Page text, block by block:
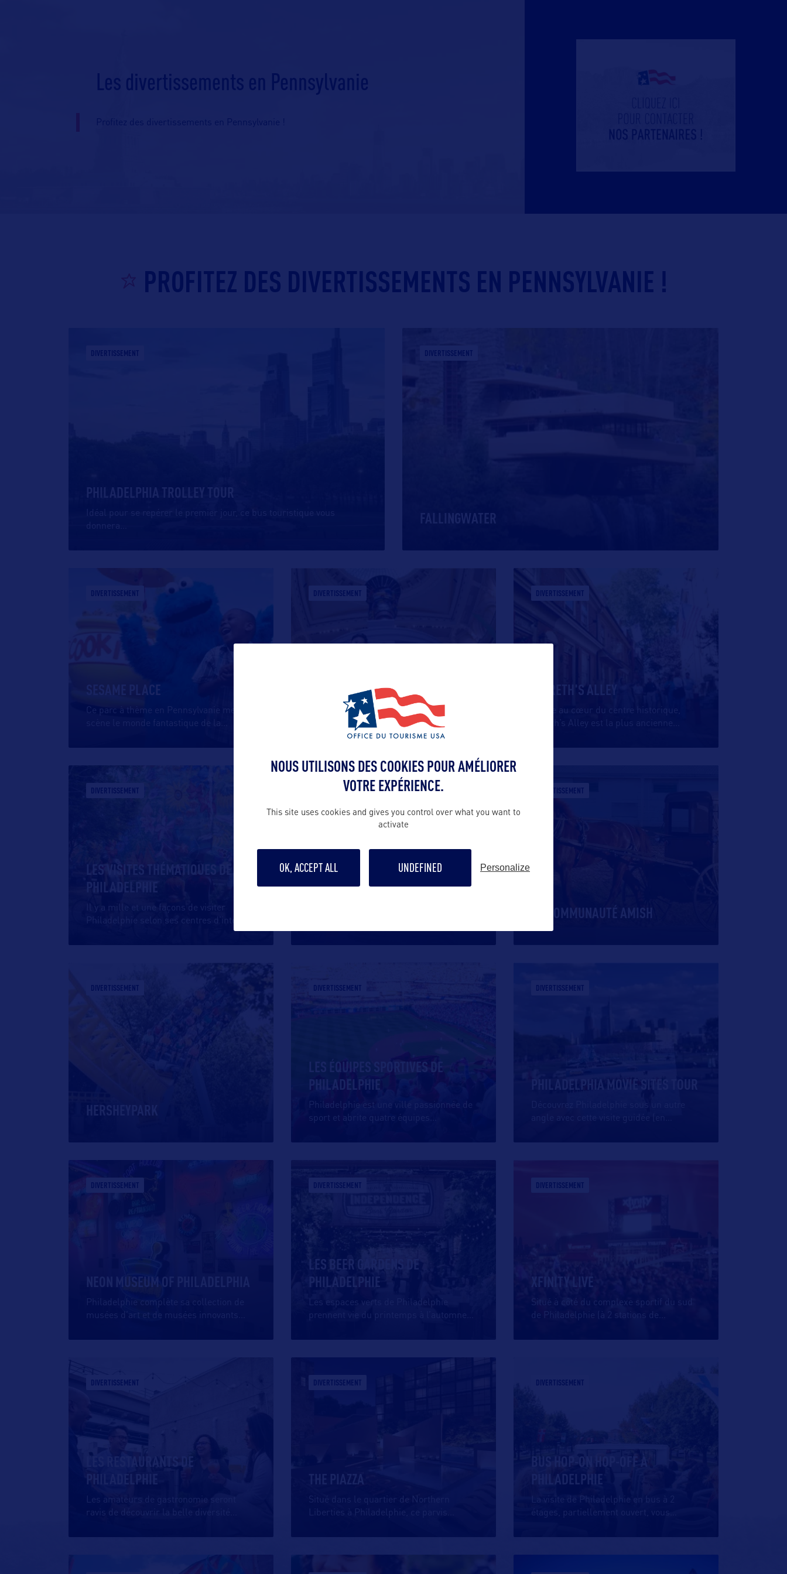
Les divertissements en Pennsylvanie
Profitez des divertissements en Pennsylvanie !
PROFITEZ DES DIVERTISSEMENTS EN PENNSYLVANIE !
DIVERTISSEMENT
PHILADELPHIA TROLLEY TOUR
Idéal pour se repérer le premier jour, ce bus touristique vous
DIVERTISSEMENT
FALLINGWATER
DIVERTISSEMENT
SESAME PLACE
Ce parc à thème en Pennsylvanie met en
scène le monde fantastique de la
DIVERTISSEMENT
Situé dans Fairmount Park à
Philadelphie, ce musée dédié aux enfants
DIVERTISSEMENT
ELFRETH'S ALLEY
Située au cœur du centre historique,
Elfreth’s Alley est la plus ancienne
DIVERTISSEMENT
LES VISITES THÉMATIQUES DE
PHILADELPHIE
Il y a mille et une façons de visiter
Philadelphie selon ses centres d’intérêt
DIVERTISSEMENT
DELAWARE RIVER WATERFRONT
DIVERTISSEMENT
LA COMMUNAUTÉ AMISH
DIVERTISSEMENT
HERSHEYPARK
DIVERTISSEMENT
LES ÉQUIPES SPORTIVES DE
PHILADELPHIE
Philadelphie est une ville passionnée de
sport et abrite quatre équipes
DIVERTISSEMENT
PHILADELPHIA MOVIE SITES TOUR
angle avec cette visite guidée (en
DIVERTISSEMENT
NEON MUSEUM OF PHILADELPHIA
Philadelphie complète sa collection de
musées d’art et de musées innovants
DIVERTISSEMENT
LES BEER GARDENS DE
PHILADELPHIE
Les espaces verts de Philadelphie
prennent vie du printemps à l’automne
DIVERTISSEMENT
XFINITY LIVE
Situé à côté du complexe sportif du sud
de Philadelphie (à 2 stations de
DIVERTISSEMENT
LES RESTAURANTS DE
PHILADELPHIE
Les amateurs de gastronomie seront
ravis de découvrir la belle diversité
DIVERTISSEMENT
THE PIAZZA
Situé dans le quartier de Northern
Liberties à Philadelphie, ce parvis
DIVERTISSEMENT
BUS HOP-ON HOP-OFF À
PHILADELPHIE
La visite de Philadelphie en bus à 2
étages, partiellement ouvert, vous
NOUS UTILISONS DES COOKIES POUR AMÉLIORER
VOTRE EXPÉRIENCE.
This site uses cookies and gives you control over what you want to
activate
OK, ACCEPT ALL UNDEFINED Personalize